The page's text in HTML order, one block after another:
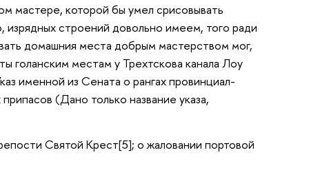
мастере, которой бы умел срисовывать
строений довольно имеем, того ради
домашния места добрым мастерством мог,
голанским местам у Трехтскова канала Лоу
именной из Сената о рангах провинциал-
(Дано только название указа,
Святой Крест[5]; о жаловании портовой